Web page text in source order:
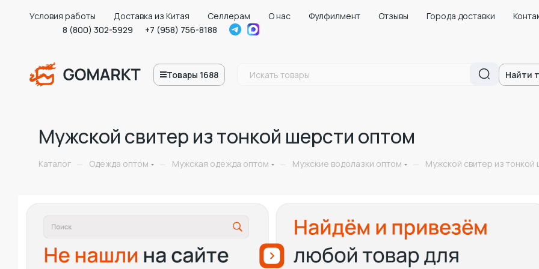
Условия работы Доставка из Китая Селлерам О нас Фулфилмент Отзывы Города доставки
8 (800) 302-5929
+7 (958) 756-8188
Товары 1688 Найти
Мужской свитер из тонкой шерсти оптом
Каталог — Одежда оптом — Мужская одежда оптом — Мужские водолазки оптом — Мужской свитер из